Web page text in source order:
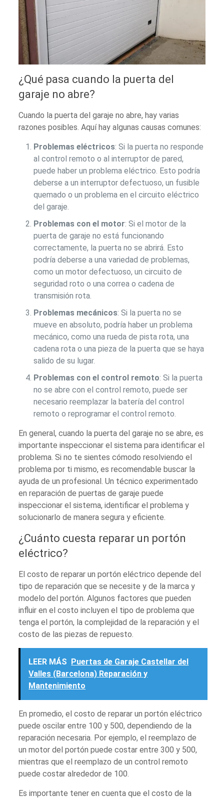
¿Qué pasa cuando la puerta del
garaje no abre?
Cuando la puerta del garaje no abre, hay varias
razones posibles. Aquí hay algunas causas comunes:
Problemas eléctricos: Si la puerta no responde
al control remoto o al interruptor de pared,
puede haber un problema eléctrico. Esto podría
deberse a un interruptor defectuoso, un fusible
quemado o un problema en el circuito eléctrico
del garaje.
Problemas con el motor: Si el motor de la
puerta de garaje no está funcionando
correctamente, la puerta no se abrirá. Esto
podría deberse a una variedad de problemas,
como un motor defectuoso, un circuito de
seguridad roto o una correa o cadena de
transmisión rota.
Problemas mecánicos: Si la puerta no se
mueve en absoluto, podría haber un problema
mecánico, como una rueda de pista rota, una
cadena rota o una pieza de la puerta que se haya
salido de su lugar.
Problemas con el control remoto: Si la puerta
no se abre con el control remoto, puede ser
necesario reemplazar la batería del control
remoto o reprogramar el control remoto.
En general, cuando la puerta del garaje no se abre, es
importante inspeccionar el sistema para identificar el
problema. Si no te sientes cómodo resolviendo el
problema por ti mismo, es recomendable buscar la
ayuda de un profesional. Un técnico experimentado
en reparación de puertas de garaje puede
inspeccionar el sistema, identificar el problema y
solucionarlo de manera segura y eficiente.
¿Cuánto cuesta reparar un portón
eléctrico?
El costo de reparar un portón eléctrico depende del
tipo de reparación que se necesite y de la marca y
modelo del portón. Algunos factores que pueden
influir en el costo incluyen el tipo de problema que
tenga el portón, la complejidad de la reparación y el
costo de las piezas de repuesto.
LEER MÁS Puertas de Garaje Castellar del
Valles (Barcelona) Reparación y
Mantenimiento
En promedio, el costo de reparar un portón eléctrico
puede oscilar entre 100 y 500, dependiendo de la
reparación necesaria. Por ejemplo, el reemplazo de
un motor del portón puede costar entre 300 y 500,
mientras que el reemplazo de un control remoto
puede costar alrededor de 100.
Es importante tener en cuenta que el costo de la